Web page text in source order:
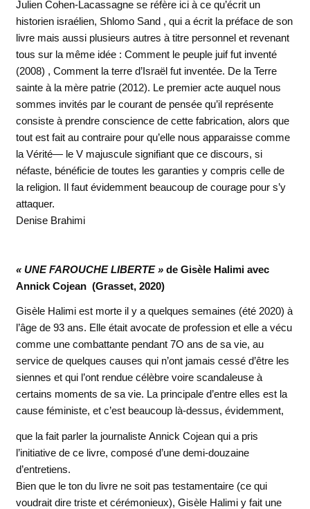
Julien Cohen-Lacassagne se réfère ici à ce qu’écrit un
historien israélien, Shlomo Sand , qui a écrit la préface de son
livre mais aussi plusieurs autres à titre personnel et revenant
tous sur la même idée : Comment le peuple juif fut inventé
(2008) , Comment la terre d’Israël fut inventée. De la Terre
sainte à la mère patrie (2012). Le premier acte auquel nous
sommes invités par le courant de pensée qu’il représente
consiste à prendre conscience de cette fabrication, alors que
tout est fait au contraire pour qu’elle nous apparaisse comme
la Vérité— le V majuscule signifiant que ce discours, si
néfaste, bénéficie de toutes les garanties y compris celle de
la religion. Il faut évidemment beaucoup de courage pour s’y
attaquer.
Denise Brahimi
« UNE FAROUCHE LIBERTE »de Gisèle Halimi avec
Annick Cojean (Grasset, 2020)
Gisèle Halimi est morte il y a quelques semaines (été 2020) à
l’âge de 93 ans. Elle était avocate de profession et elle a vécu
comme une combattante pendant 7O ans de sa vie, au
service de quelques causes qui n’ont jamais cessé d’être les
siennes et qui l’ont rendue célèbre voire scandaleuse à
certains moments de sa vie. La principale d’entre elles est la
cause féministe, et c’est beaucoup là-dessus, évidemment,
que la fait parler la journaliste Annick Cojean qui a pris
l’initiative de ce livre, composé d’une demi-douzaine
d’entretiens.
Bien que le ton du livre ne soit pas testamentaire (ce qui
voudrait dire triste et cérémonieux), Gisèle Halimi y fait une